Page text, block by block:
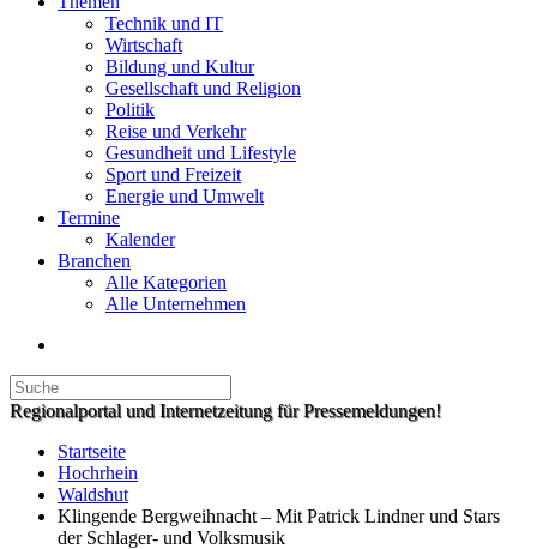
Technik und IT
Wirtschaft
Bildung und Kultur
Gesellschaft und Religion
Politik
Reise und Verkehr
Gesundheit und Lifestyle
Sport und Freizeit
Energie und Umwelt
Termine
Kalender
Branchen
Alle Kategorien
Alle Unternehmen
Regionalportal und Internetzeitung für Pressemeldungen!
Startseite
Hochrhein
Waldshut
Klingende Bergweihnacht – Mit Patrick Lindner und Stars
der Schlager- und Volksmusik